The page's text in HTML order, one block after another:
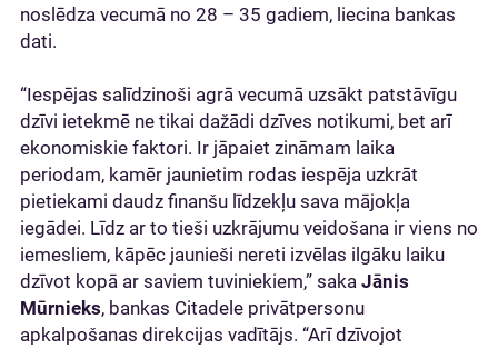
noslēdza vecumā no 28 – 35 gadiem, liecina bankas
dati.
“Iespējas salīdzinoši agrā vecumā uzsākt patstāvīgu
dzīvi ietekmē ne tikai dažādi dzīves notikumi, bet arī
ekonomiskie faktori. Ir jāpaiet zināmam laika
periodam, kamēr jaunietim rodas iespēja uzkrāt
pietiekami daudz finanšu līdzekļu sava mājokļa
iegādei. Līdz ar to tieši uzkrājumu veidošana ir viens no
iemesliem, kāpēc jaunieši nereti izvēlas ilgāku laiku
dzīvot kopā ar saviem tuviniekiem,” saka Jānis
Mūrnieks, bankas Citadele privātpersonu
apkalpošanas direkcijas vadītājs. “Arī dzīvojot